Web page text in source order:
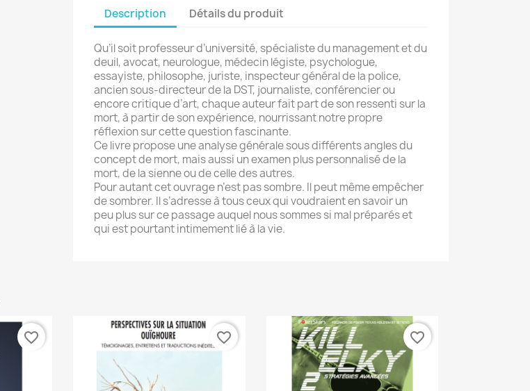
Description Détails du produit
Qu’il soit professeur d’université, spécialiste du management et du
deuil, avocat, neurologue, médecin légiste, psychologue,
essayiste, philosophe, juriste, inspecteur général de la police,
ancien sous-directeur de la DST, journaliste, conférencier ou
encore critique d’art, chaque auteur fait part de son ressenti sur la
mort, à partir de son expérience, nourrissant notre propre
réflexion sur cette question fascinante.
Ce livre propose une analyse générale sous différents angles du
concept de mort, mais aussi un examen plus personnalisé de la
mort, de la sienne ou de celle des autres.
Pour autant cet ouvrage n’est pas sombre. Il peut même empêcher
de sombrer. Il s’adresse à tous ceux qui voudraient en savoir un
peu plus sur ce passage auquel nous sommes si mal préparés et
qui est pourtant intimement lié à la vie.
favorite_border favorite_border favorite_border